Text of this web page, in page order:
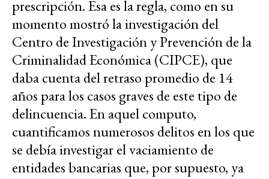
prescripción. Esa es la regla, como en su
momento mostró la investigación del
Centro de Investigación y Prevención de la
Criminalidad Económica (CIPCE), que
daba cuenta del retraso promedio de 14
años para los casos graves de este tipo de
delincuencia. En aquel computo,
cuantificamos numerosos delitos en los que
se debía investigar el vaciamiento de
entidades bancarias que, por supuesto, ya